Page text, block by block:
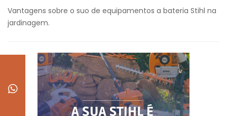
Vantagens sobre o suo de equipamentos a bateria Stihl na
jardinagem.